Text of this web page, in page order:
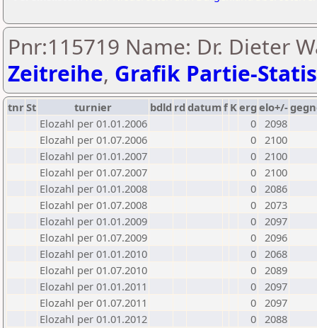
Pnr:115719 Name: Dr. Dieter
Zeitreihe, Grafik Partie-
tnrSt turnier bdld rd datumf Kerg elo+/-
Elozahl per 01.01.2006
0 2098
Elozahl per 01.07.2006
0 2100
Elozahl per 01.01.2007
0 2100
Elozahl per 01.07.2007
0 2100
Elozahl per 01.01.2008
0 2086
Elozahl per 01.07.2008
0 2073
Elozahl per 01.01.2009
0 2097
Elozahl per 01.07.2009
0 2096
Elozahl per 01.01.2010
0 2068
Elozahl per 01.07.2010
0 2089
Elozahl per 01.01.2011
0 2097
Elozahl per 01.07.2011
0 2097
Elozahl per 01.01.2012
0 2088